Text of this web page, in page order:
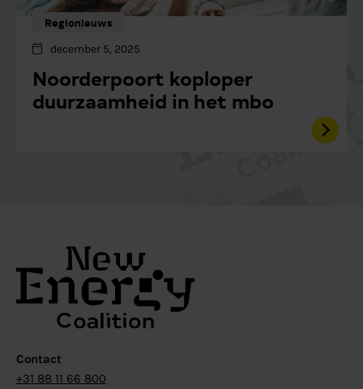
Regionieuws
december 5, 2025
Noorderpoort koploper
duurzaamheid in het mbo
Contact
+31 88 11 66 800